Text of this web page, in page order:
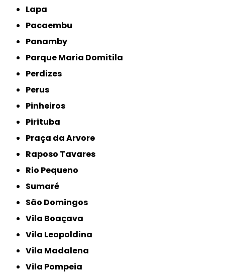
Lapa
Pacaembu
Panamby
Parque Maria Domitila
Perdizes
Perus
Pinheiros
Pirituba
Praça da Arvore
Raposo Tavares
Rio Pequeno
Sumaré
São Domingos
Vila Boaçava
Vila Leopoldina
Vila Madalena
Vila Pompeia